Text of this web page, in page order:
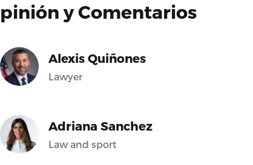
y Comentarios
Alexis Quiñones
Lawyer
Adriana Sanchez
Law and sport